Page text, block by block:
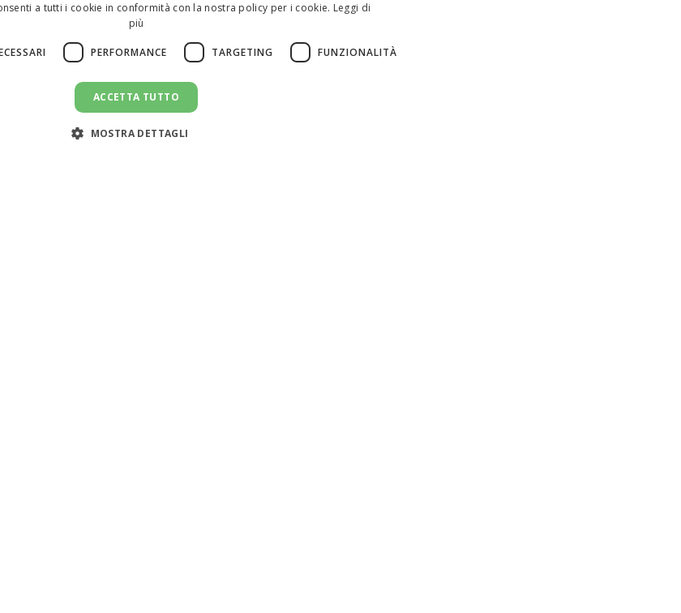
a tutti i cookie in conformità con la nostra policy per i cookie. Leggi di
più
PERFORMANCE TARGETING FUNZIONALITÀ
ACCETTA TUTTO
MOSTRA DETTAGLI